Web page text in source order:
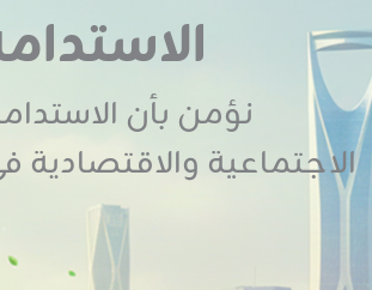
نؤمن بأن
الاجتماعية